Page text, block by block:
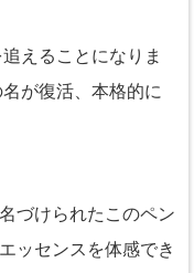
えることになりま
が復活、本格的に
づけられたこのペン
ッセンスを体感でき